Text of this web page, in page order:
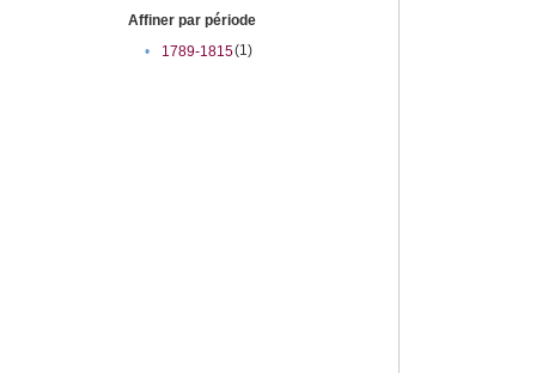
Affiner par période
•
1789-1815(1)